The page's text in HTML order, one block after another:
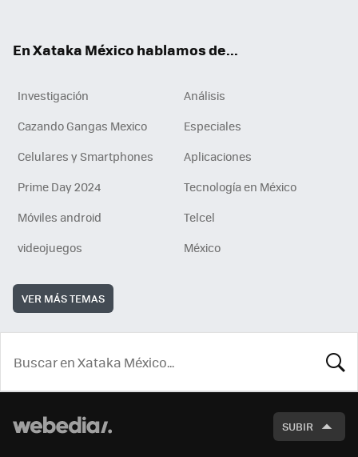
En Xataka México hablamos de...
Investigación
Análisis
Cazando Gangas Mexico
Especiales
Celulares y Smartphones
Aplicaciones
Prime Day 2024
Tecnología en México
Móviles android
Telcel
videojuegos
México
VER MÁS TEMAS
SUBIR